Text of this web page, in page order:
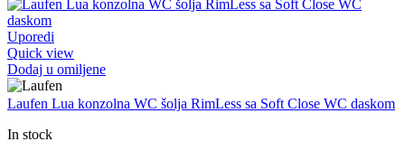
Uporedi
Quick view
Dodaj u omiljene
Laufen Lua konzolna WC šolja RimLess sa Soft Close WC daskom
In stock